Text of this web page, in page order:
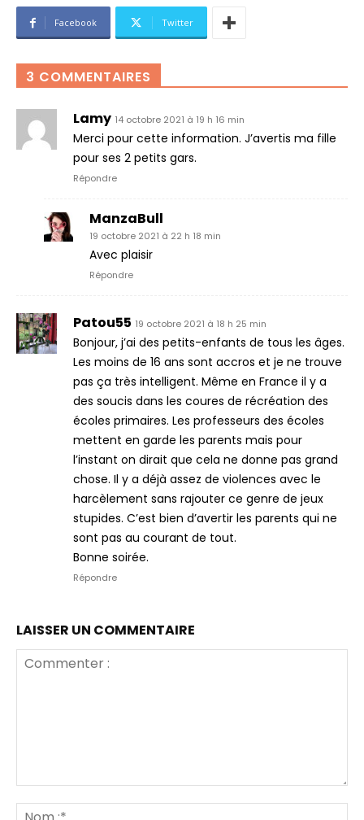
Facebook Twitter
3 COMMENTAIRES
Lamy 14 octobre 2021 à 19 h 16 min
Merci pour cette information. J’avertis ma fille
pour ses 2 petits gars.
Répondre
ManzaBull
19 octobre 2021 à 22 h 18 min
Avec plaisir
Répondre
Patou55 19 octobre 2021 à 18 h 25 min
Bonjour, j’ai des petits-enfants de tous les âges.
Les moins de 16 ans sont accros et je ne trouve
pas ça très intelligent. Même en France il y a
des soucis dans les coures de récréation des
écoles primaires. Les professeurs des écoles
mettent en garde les parents mais pour
l’instant on dirait que cela ne donne pas grand
chose. Il y a déjà assez de violences avec le
harcèlement sans rajouter ce genre de jeux
stupides. C’est bien d’avertir les parents qui ne
sont pas au courant de tout.
Bonne soirée.
Répondre
LAISSER UN COMMENTAIRE